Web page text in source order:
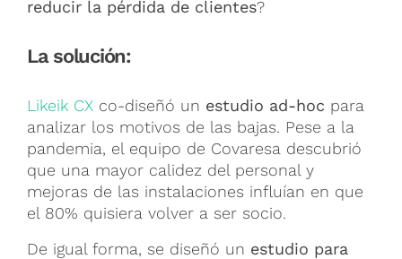
reducir la pérdida de clientes?
La solución:
Likeik CX co-diseñó un estudio ad-hoc para
analizar los motivos de las bajas. Pese a la
pandemia, el equipo de Covaresa descubrió
que una mayor calidez del personal y
mejoras de las instalaciones influían en que
el 80% quisiera volver a ser socio.
De igual forma, se diseñó un estudio para